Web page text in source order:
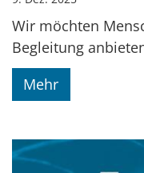
Wir möchten
Begleitung
Mehr